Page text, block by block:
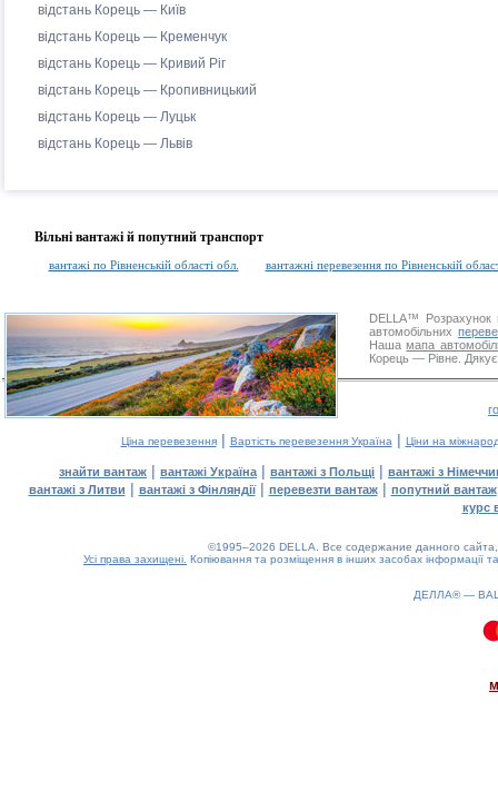
відстань Корець — Київ
відстань Корець — Кременчук
відстань Корець — Кривий Ріг
відстань Корець — Кропивницький
відстань Корець — Луцьк
відстань Корець — Львів
Вільні вантажі й попутний транспорт
вантажі по Рівненській області обл. вантажні перевезення по Рівненській
DELLA™
Розрахунок
автомобільних
Нашамапа
Корець — Рівне.
Ціна перевезення| Вартість перевезення Україна | Ціни на
знайти вантаж | вантажі Україна | вантажі з Польщі | вантажі з
вантажі з Литви | вантажі з Фінляндії| перевезти вантаж| попутний вантаж
курс
©1995–2026 DELLA. Все содержание данного
Усі права захищені. Копіювання та розміщення в інших засобах інформації
ДЕЛЛА® —